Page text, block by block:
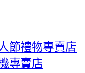
節禮物專賣店
專賣店